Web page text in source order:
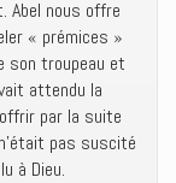
Abel nous offre
« prémices »
son troupeau et
attendu la
par la suite
pas suscité
à Dieu.